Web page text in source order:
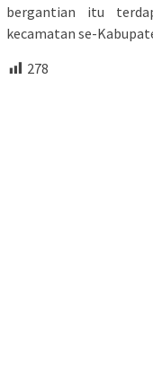
bergantian itu
kecamatan se-
278